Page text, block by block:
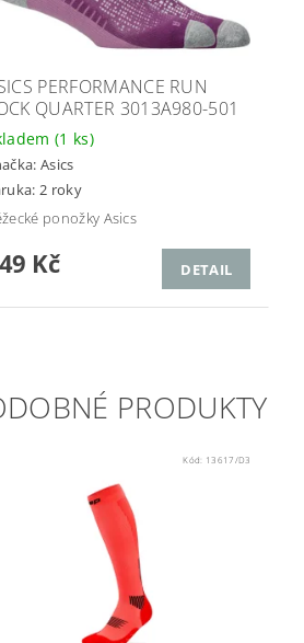
PERFORMANCE RUN
QUARTER 3013A980-501
(1 ks)
Asics
2 roky
ponožky Asics
Kč DETAIL
PRODUKTY
Kód: 13617/D3